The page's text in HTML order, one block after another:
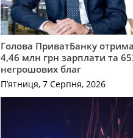
Голова ПриватБанку
4,46 млн грн зарплати та
негрошових благ
П’ятниця, 7 Серпня, 2026